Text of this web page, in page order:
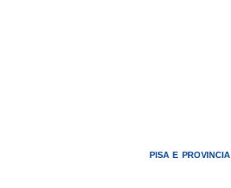
PISA E PROVINCIA